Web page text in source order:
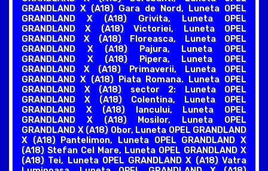
GRANDLAND X (A18) Gara de Nord, Luneta OPEL
GRANDLAND X (A18) Grivita, Luneta OPEL
GRANDLAND X (A18) Victoriei, Luneta OPEL
GRANDLAND X (A18) Floreasca, Luneta OPEL
GRANDLAND X (A18) Pajura, Luneta OPEL
GRANDLAND X (A18) Pipera, Luneta OPEL
GRANDLAND X (A18) Primaverii, Luneta OPEL
GRANDLAND X (A18) Piata Romana. Luneta OPEL
GRANDLAND X (A18) sector 2: Luneta OPEL
GRANDLAND X (A18) Colentina, Luneta OPEL
GRANDLAND X (A18) Iancului, Luneta OPEL
GRANDLAND X (A18) Mosilor, Luneta OPEL
GRANDLAND X (A18) Obor, Luneta OPEL GRANDLAND
X (A18) Pantelimon, Luneta OPEL GRANDLAND X
(A18) Stefan Cel Mare, Luneta OPEL GRANDLAND X
(A18) Tei, Luneta OPEL GRANDLAND X (A18) Vatra